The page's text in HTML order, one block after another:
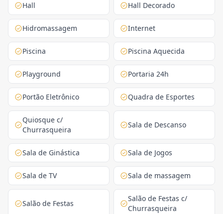
Hall Hall Decorado
Hidromassagem Internet
Piscina Piscina Aquecida
Playground Portaria 24h
Portão Eletrônico Quadra de Esportes
Quiosque c/
Churrasqueira
Sala de Descanso
Sala de Ginástica Sala de Jogos
Sala de TV Sala de massagem
Salão de Festas
Salão de Festas c/
Churrasqueira